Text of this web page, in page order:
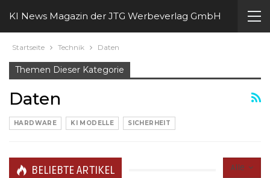
KI News Magazin der JTG Werbeverlag GmbH
Startseite Technik Daten
Themen Dieser Kategorie
Daten
HARDWARE KI MODELLE SICHERHEIT
Alle
BELIEBTE ARTIKEL